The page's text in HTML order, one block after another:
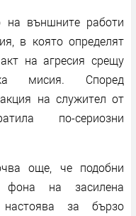
на външните работи
в която определят
на агресия срещу
мисия. Според
на служител от
по-сериозни
още, че подобни
на засилена
за бързо